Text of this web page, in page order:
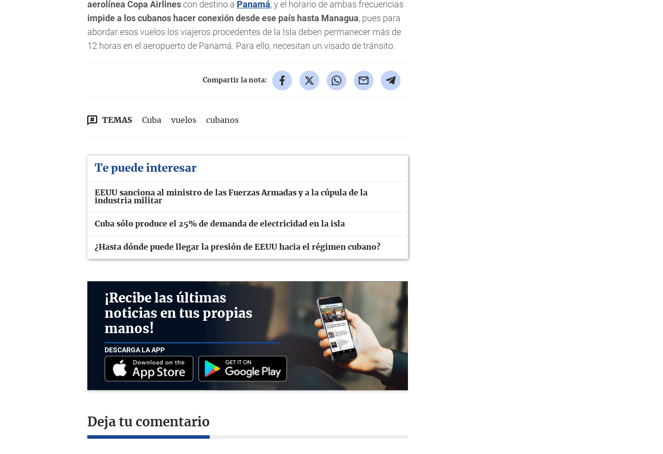
aerolínea Copa Airlinescon destino a Panamá, y el horario de ambas frecuencias
impide a los cubanos hacer conexión desde ese país hasta Managua, pues para
abordar esos vuelos los viajeros procedentes de la Isla deben permanecer más de
12 horas en el aeropuerto de Panamá. Para ello, necesitan un visado de tránsito.
Compartir la nota:
TEMAS Cuba vuelos cubanos
Te puede interesar
EEUU sanciona al ministro de las Fuerzas Armadas y a la cúpula de la
industria militar
Cuba sólo produce el 25% de demanda de electricidad en la isla
¿Hasta dónde puede llegar la presión de EEUU hacia el régimen cubano?
¡Recibe las últimas
noticias en tus propias
manos!
DESCARGA LA APP
Deja tu comentario